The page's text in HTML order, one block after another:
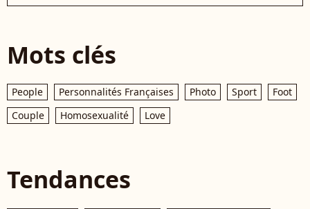
Mots clés
People Personnalités Françaises Photo Sport
Foot
Couple
Homosexualité Love
Tendances